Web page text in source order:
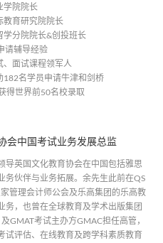
学院院长
教育研究院院长
学分院院长&创投班长
请辅导经验
、面试课程领军人
182名学员申请牛津和剑桥
得世界前50名校录取
会中国考试业务发展总监
导英国文化教育协会在中国包括雅思
务伙伴与业务拓展。余先生此前在QS
管理会计师公会及乐高集团的乐高教
务，也曾在全球教育及学术出版集团
GMAT考试主办方GMAC担任高管，
试评估、在线教育及跨学科素质教育